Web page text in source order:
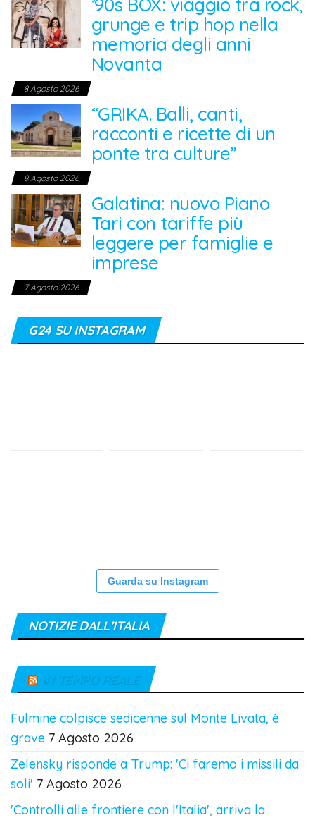
grunge e trip hop nella
memoria degli anni
Novanta
8 Agosto 2026
“GRIKA. Balli, canti,
racconti e ricette di un
ponte tra culture”
8 Agosto 2026
Galatina: nuovo Piano
Tari con tariffe più
leggere per famiglie e
imprese
7 Agosto 2026
G24 SU INSTAGRAM
Guarda su Instagram
NOTIZIE DALL’ITALIA
IN TEMPO REALE
Fulmine colpisce sedicenne sul Monte Livata, è
grave 7 Agosto 2026
Zelensky risponde a Trump: 'Ci faremo i missili da
soli' 7 Agosto 2026
'Controlli alle frontiere con l'Italia', arriva la